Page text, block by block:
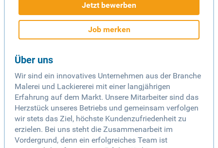
Jetzt bewerben
Job merken
Über uns
Wir sind ein innovatives Unternehmen aus der Branche
Malerei und Lackiererei mit einer langjährigen
Erfahrung auf dem Markt. Unsere Mitarbeiter sind das
Herzstück unseres Betriebs und gemeinsam verfolgen
wir stets das Ziel, höchste Kundenzufriedenheit zu
erzielen. Bei uns steht die Zusammenarbeit im
Vordergrund, denn ein erfolgreiches Team ist